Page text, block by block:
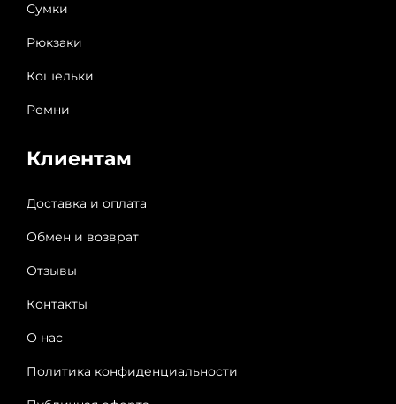
Сумки
Рюкзаки
Кошельки
Ремни
Клиентам
Доставка и оплата
Обмен и возврат
Отзывы
Контакты
О нас
Политика конфиденциальности